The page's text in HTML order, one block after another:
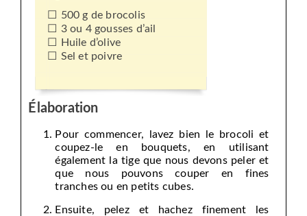
500 g de brocolis
3 ou 4 gousses d’ail
Huile d’olive
Sel et poivre
Élaboration
Pour commencer, lavez bien le brocoli et
coupez-le en bouquets, en utilisant
également la tige que nous devons peler et
que nous pouvons couper en fines
tranches ou en petits cubes.
Ensuite, pelez et hachez finement les